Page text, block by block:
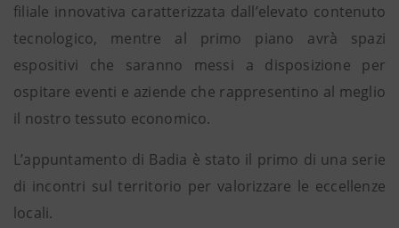
filiale innovativa caratterizzata dall’elevato contenuto
tecnologico, mentre al primo piano avrà spazi
espositivi che saranno messi a disposizione per
ospitare eventi e aziende che rappresentino al meglio
il nostro tessuto economico.
L’appuntamento di Badia è stato il primo di una serie
di incontri sul territorio per valorizzare le eccellenze
locali.